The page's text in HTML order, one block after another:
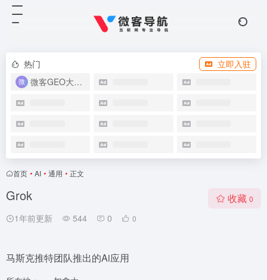
热门
立即入驻
微客GEO大模型优化系统
首页 • AI • 通用 • 正文
Grok
1年前更新 544 0 0
收藏 0
马斯克推特团队推出的Ai应用